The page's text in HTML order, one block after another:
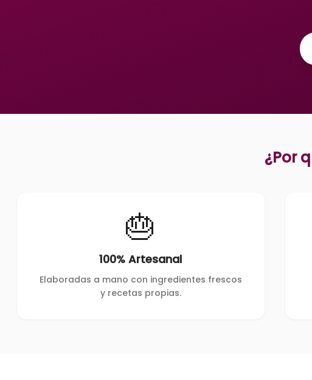
¿Por
🎂
100% Artesanal
Elaboradas a mano con ingredientes frescos
y recetas propias.